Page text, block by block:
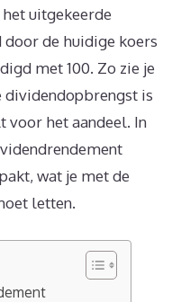
uitgekeerde
de huidige koers
met 100. Zo zie je
dividendopbrengst is
voor het aandeel. In
wat je met de
letten.